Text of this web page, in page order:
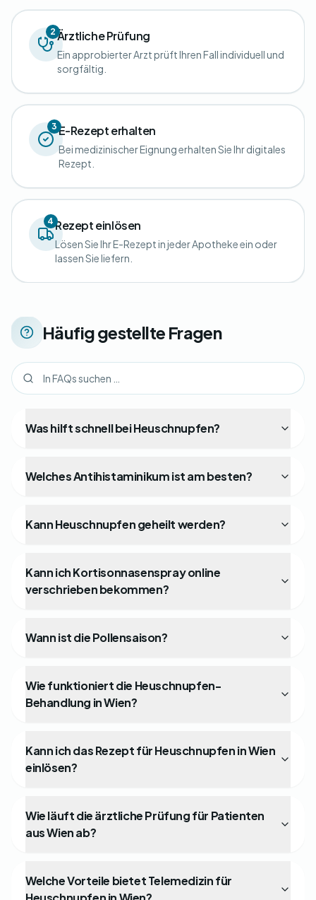
2Ärztliche Prüfung
Ein approbierter Arzt prüft Ihren Fall individuell und
sorgfältig.
3E-Rezept erhalten
Bei medizinischer Eignung erhalten Sie Ihr digitales
Rezept.
4Rezept einlösen
Lösen Sie Ihr E-Rezept in jeder Apotheke ein oder
lassen Sie liefern.
Häufig gestellte Fragen
Was hilft schnell bei Heuschnupfen?
Welches Antihistaminikum ist am besten?
Kann Heuschnupfen geheilt werden?
Kann ich Kortisonnasenspray online
verschrieben bekommen?
Wann ist die Pollensaison?
Wie funktioniert die Heuschnupfen-
Behandlung in Wien?
Kann ich das Rezept für Heuschnupfen in Wien
einlösen?
Wie läuft die ärztliche Prüfung für Patienten
aus Wien ab?
Welche Vorteile bietet Telemedizin für